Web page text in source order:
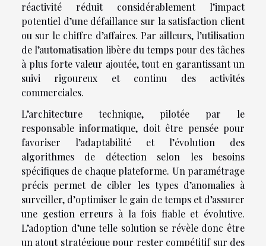
réactivité réduit considérablement l’impact
potentiel d’une défaillance sur la satisfaction client
ou sur le chiffre d’affaires. Par ailleurs, l’utilisation
de l’automatisation libère du temps pour des tâches
à plus forte valeur ajoutée, tout en garantissant un
suivi rigoureux et continu des activités
commerciales.
L’architecture technique, pilotée par le
responsable informatique, doit être pensée pour
favoriser l’adaptabilité et l’évolution des
algorithmes de détection selon les besoins
spécifiques de chaque plateforme. Un paramétrage
précis permet de cibler les types d’anomalies à
surveiller, d’optimiser le gain de temps et d’assurer
une gestion erreurs à la fois fiable et évolutive.
L’adoption d’une telle solution se révèle donc être
un atout stratégique pour rester compétitif sur des